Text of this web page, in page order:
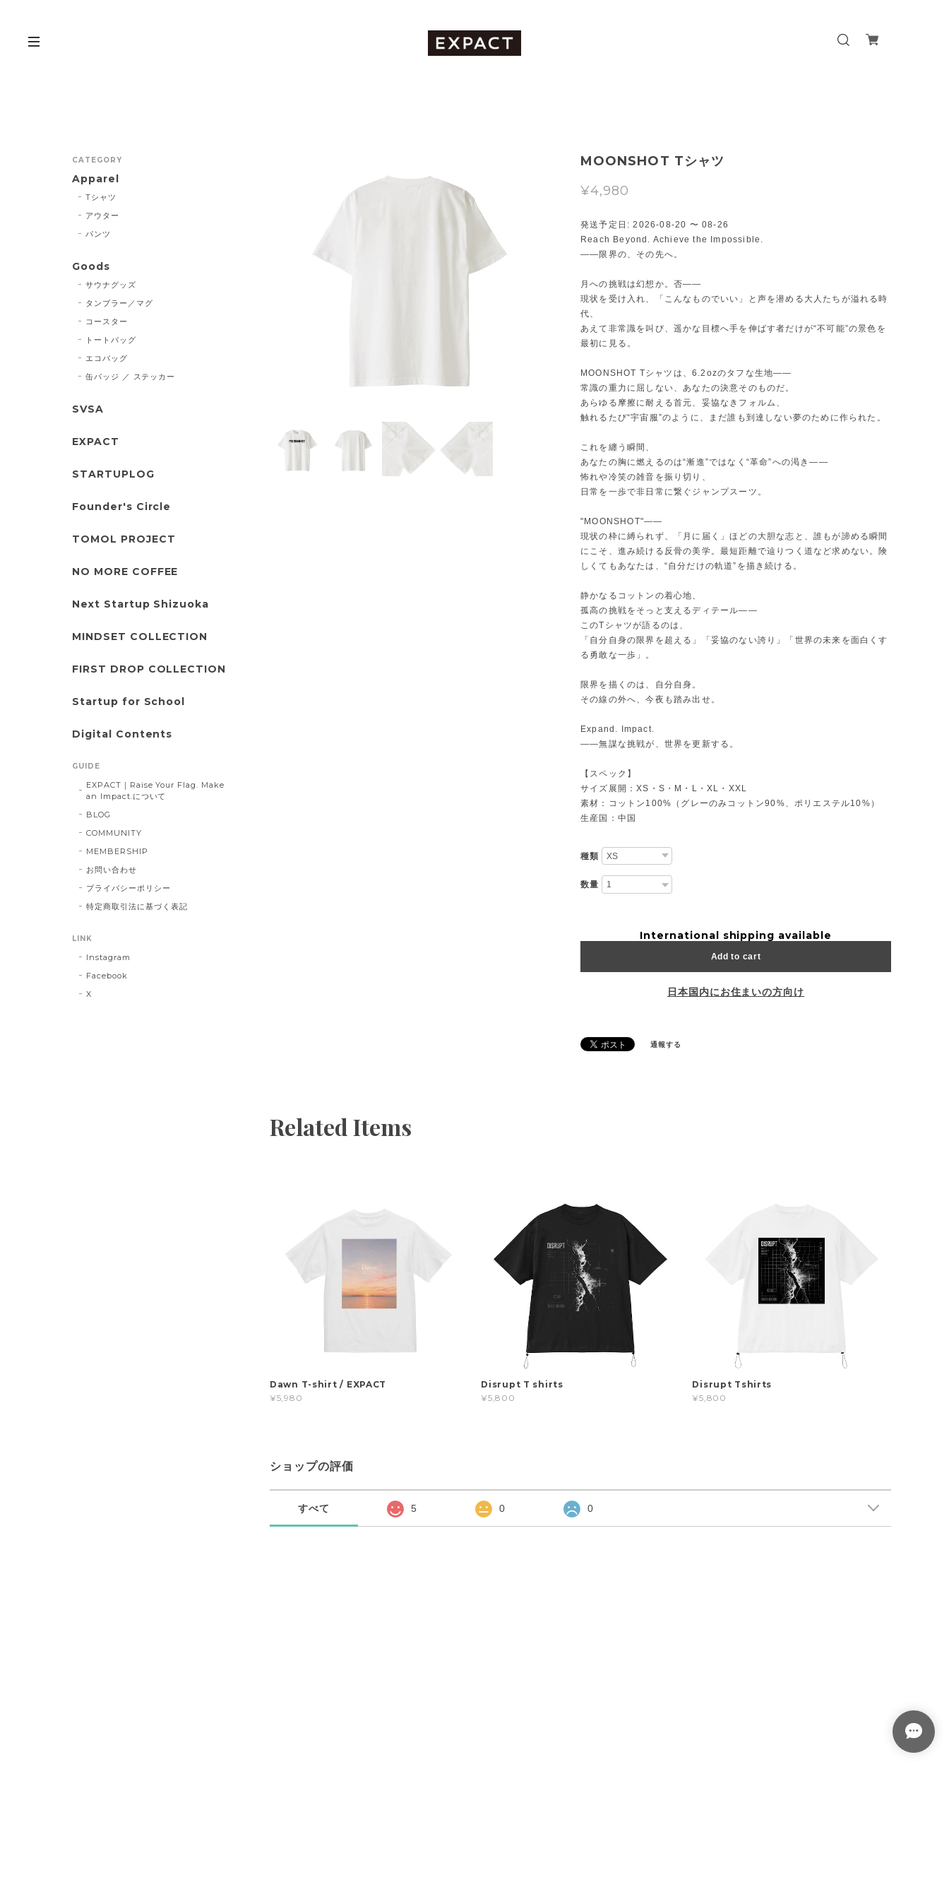
MOONSHOT Tシャツ
¥4,980
発送予定日: 2026-08-20 〜 08-26
Reach Beyond. Achieve the Impossible.
――限界の、その先へ。
月への挑戦は幻想か。否――
現状を受け入れ、「こんなものでいい」と声を潜める大人たちが溢れる時
代、
あえて非常識を叫び、遥かな目標へ手を伸ばす者だけが“不可能”の景色を
最初に見る。
MOONSHOT Tシャツは、6.2ozのタフな生地――
常識の重力に屈しない、あなたの決意そのものだ。
あらゆる摩擦に耐える首元、妥協なきフォルム、
触れるたび“宇宙服”のように、まだ誰も到達しない夢のために作られた。
これを纏う瞬間、
あなたの胸に燃えるのは“漸進”ではなく“革命”への渇き――
怖れや冷笑の雑音を振り切り、
日常を一歩で非日常に繋ぐジャンプスーツ。
"MOONSHOT"――
現状の枠に縛られず、「月に届く」ほどの大胆な志と、誰もが諦める瞬間
にこそ、進み続ける反骨の美学。最短距離で辿りつく道など求めない。険
しくてもあなたは、“自分だけの軌道”を描き続ける。
静かなるコットンの着心地、
孤高の挑戦をそっと支えるディテール――
このTシャツが語るのは、
「自分自身の限界を超える」「妥協のない誇り」「世界の未来を面白くす
る勇敢な一歩」。
限界を描くのは、自分自身。
その線の外へ、今夜も踏み出せ。
Expand. Impact.
――無謀な挑戦が、世界を更新する。
【スペック】
サイズ展開：XS・S・M・L・XL・XXL
素材：コットン100%（グレーのみコットン90%、ポリエステル10%）
生産国：中国
種類
数量
International shipping available
Add to cart
日本国内にお住まいの方向け
通報する
Related Items
Dawn T-shirt / EXPACT
¥5,980
Disrupt T shirts
¥5,800
Disrupt Tshirts
¥5,800
ショップの評価
すべて 5 0 0
CATEGORY
Apparel
Tシャツ
アウター
パンツ
Goods
サウナグッズ
タンブラー／マグ
コースター
トートバッグ
エコバッグ
缶バッジ ／ ステッカー
SVSA
EXPACT
STARTUPLOG
Founder's Circle
TOMOL PROJECT
NO MORE COFFEE
Next Startup Shizuoka
MINDSET COLLECTION
FIRST DROP COLLECTION
Startup for School
Digital Contents
GUIDE
EXPACT｜Raise Your Flag. Make
an Impact.について
BLOG
COMMUNITY
MEMBERSHIP
お問い合わせ
プライバシーポリシー
特定商取引法に基づく表記
LINK
Instagram
Facebook
X